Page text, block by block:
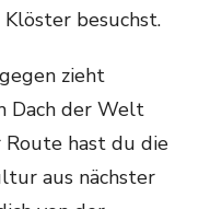
besuchst.
zieht
Dach der Welt
Route hast du die
aus nächster